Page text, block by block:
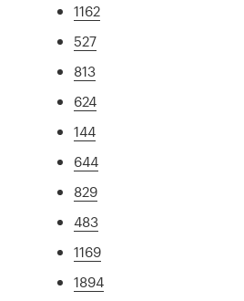
1162
527
813
624
144
644
829
483
1169
1894